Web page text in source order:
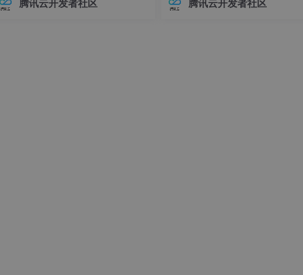
中，连接器版本管理常常让开发者头疼
腾讯云开发者社区
环境前，请确保你的系统满足以下要
腾讯云开发者社区